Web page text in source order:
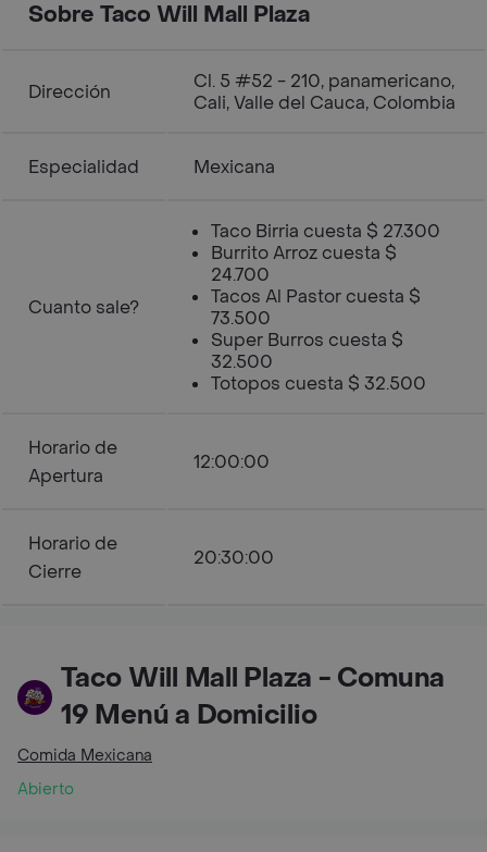
Sobre Taco Will Mall Plaza
Dirección
Cl. 5 #52 - 210, panamericano,
Cali, Valle del Cauca, Colombia
Especialidad Mexicana
Cuanto sale?
Taco Birria cuesta $ 27.300
Burrito Arroz cuesta $
24.700
Tacos Al Pastor cuesta $
73.500
Super Burros cuesta $
32.500
Totopos cuesta $ 32.500
Horario de
Apertura
12:00:00
Horario de
Cierre
20:30:00
Taco Will Mall Plaza - Comuna
19 Menú a Domicilio
Comida Mexicana
Abierto